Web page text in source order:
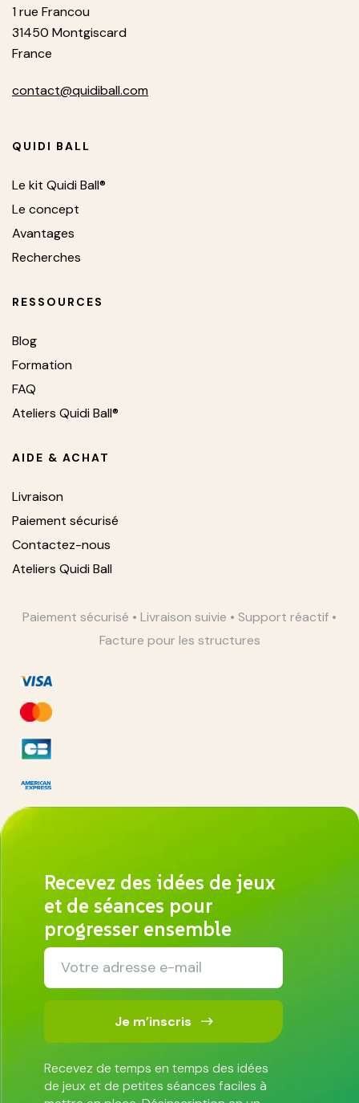
1 rue Francou
31450 Montgiscard
France
contact@quidiball.com
QUIDI BALL
Le kit Quidi Ball®
Le concept
Avantages
Recherches
RESSOURCES
Blog
Formation
FAQ
Ateliers Quidi Ball®
AIDE & ACHAT
Livraison
Paiement sécurisé
Contactez-nous
Ateliers Quidi Ball
Paiement sécurisé • Livraison suivie • Support réactif •
Facture pour les structures
Recevez des idées de jeux
et de séances pour
progresser ensemble
Je m’inscris
Recevez de temps en temps des idées
de jeux et de petites séances faciles à